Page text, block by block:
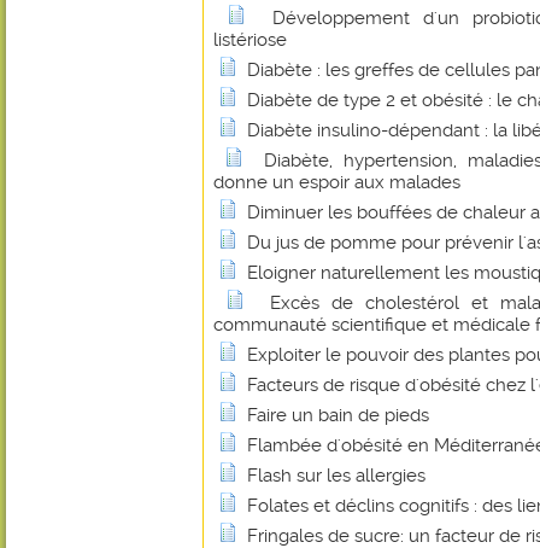
Développement d'un
listériose
Diabète : les greffes de cellules
Diabète de type 2 et obésité : le
Diabète insulino-dépendant : la
Diabète, hypertension,
donne un espoir aux malades
Diminuer les bouffées de chaleur
Du jus de pomme pour prévenir
Eloigner naturellement les
Excès de cholestérol et
communauté scientifique et médicale
Exploiter le pouvoir des plantes
Facteurs de risque d'obésité chez
Faire un bain de pieds
Flambée d'obésité en
Flash sur les allergies
Folates et déclins cognitifs : des
Fringales de sucre: un facteur de